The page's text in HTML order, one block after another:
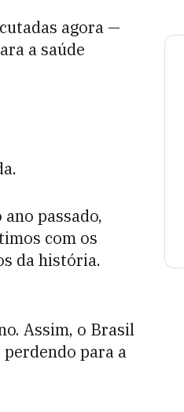
agora —
a saúde
passado,
com os
da história.
Assim, o Brasil
para a